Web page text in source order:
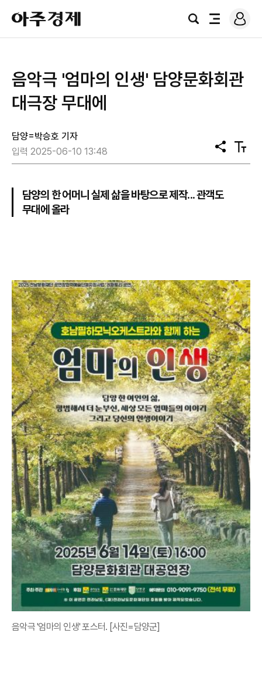
아
주
경
검
전
로
그
음악극 '엄마의 인생' 담양문화회관
대극장 무대에
담양=박승호 기자
입력 2025-06-10 13:48
공
유
텍
스
담양의 한 어머니 실제 삶을 바탕으로 제작... 관객도
무대에 올라
음악극 '엄마의 인생' 포스터. [사진=담양군]